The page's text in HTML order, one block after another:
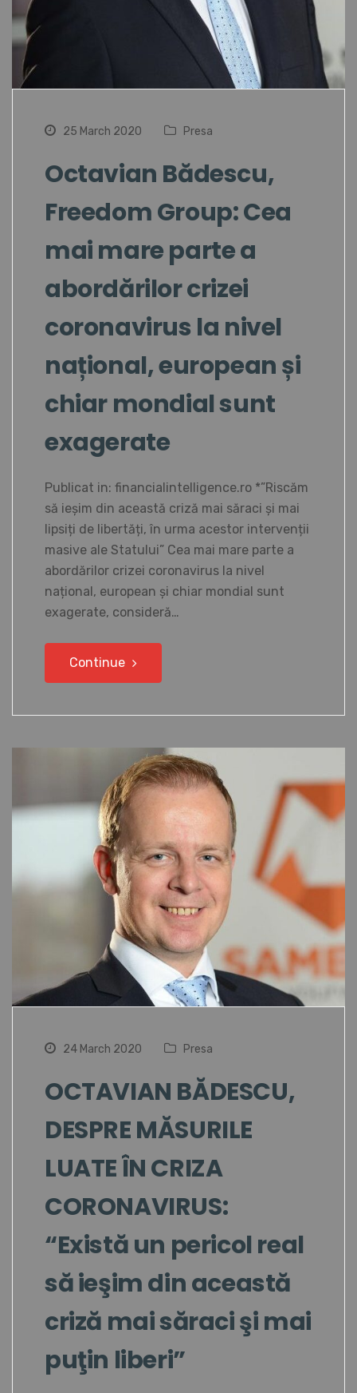
25 March 2020 Presa
Octavian Bădescu,
Freedom Group: Cea
mai mare parte a
abordărilor crizei
coronavirus la nivel
național, european și
chiar mondial sunt
exagerate
Publicat in: financialintelligence.ro *”Riscăm
să ieșim din această criză mai săraci și mai
lipsiți de libertăți, în urma acestor intervenții
masive ale Statului” Cea mai mare parte a
abordărilor crizei coronavirus la nivel
național, european și chiar mondial sunt
exagerate, consideră…
Continue
24 March 2020 Presa
OCTAVIAN BĂDESCU,
DESPRE MĂSURILE
LUATE ÎN CRIZA
CORONAVIRUS:
“Există un pericol real
să ieşim din această
criză mai săraci şi mai
puţin liberi”